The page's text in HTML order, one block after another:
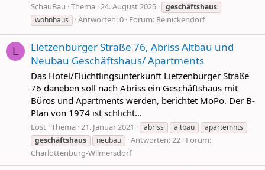
SchauBau Thema 24. August 2025
geschäftshaus
wohnhaus
Antworten: 0 Forum: Reinickendorf
L
Lietzenburger Straße 76, Abriss Altbau und
Neubau Geschäftshaus/ Apartments
Das Hotel/Flüchtlingsunterkunft Lietzenburger Straße
76 daneben soll nach Abriss ein Geschäftshaus mit
Büros und Apartments werden, berichtet MoPo. Der B-
Plan von 1974 ist schlicht...
Lost Thema 21. Januar 2021 abriss altbau
apartemnts
geschäftshaus
neubau Antworten: 22 Forum:
Charlottenburg-Wilmersdorf